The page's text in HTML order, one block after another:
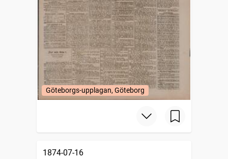
Göteborgs-upplagan, Göteborg
1874-07-16